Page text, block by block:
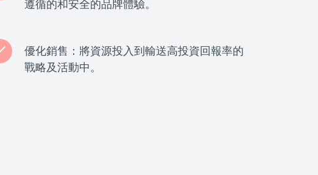
遵循的和安全的品牌體驗。
優化銷售：將資源投入到輸送高投資回報率的
戰略及活動中。